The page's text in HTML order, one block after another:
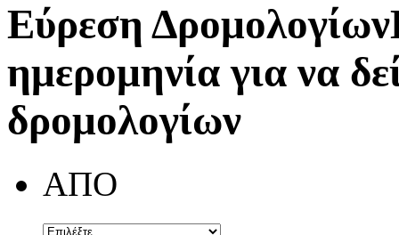
Εύρεση Δρομολογίων
ημερομηνία για να
δρομολογίων
ΑΠΟ